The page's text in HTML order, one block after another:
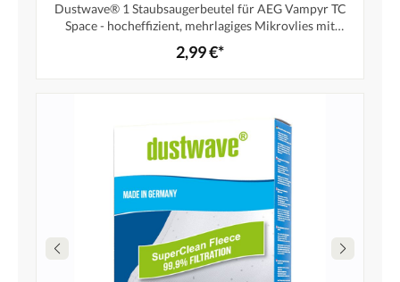
Dustwave® 1 Staubsaugerbeutel für AEG Vampyr TC
Space - hocheffizient, mehrlagiges Mikrovlies mit
Hygieneverschluss - Made in Germany
2,99 €*